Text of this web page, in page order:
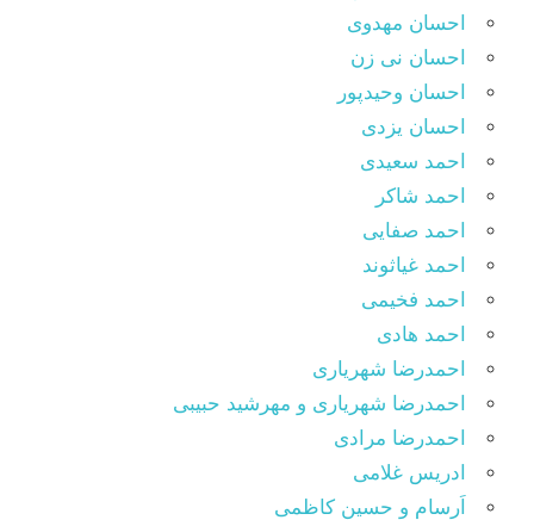
احسان مهدوی
احسان نی زن
احسان وحیدپور
احسان یزدی
احمد سعیدی
احمد شاکر
احمد صفایی
احمد غیاثوند
احمد فخیمی
احمد هادی
احمدرضا شهریاری
احمدرضا شهریاری و مهرشید حبیبی
احمدرضا مرادی
ادریس غلامی
اَرسام و حسین کاظمی